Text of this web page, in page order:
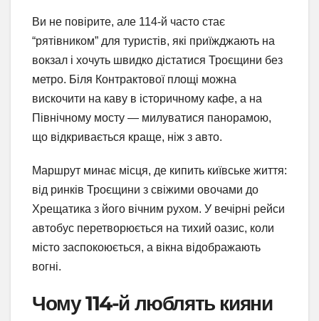
Ви не повірите, але 114-й часто стає
“рятівником” для туристів, які приїжджають на
вокзал і хочуть швидко дістатися Троєщини без
метро. Біля Контрактової площі можна
вискочити на каву в історичному кафе, а на
Північному мосту — милуватися панорамою,
що відкривається краще, ніж з авто.
Маршрут минає місця, де кипить київське життя:
від ринків Троєщини з свіжими овочами до
Хрещатика з його вічним рухом. У вечірні рейси
автобус перетворюється на тихий оазис, коли
місто заспокоюється, а вікна відображають
вогні.
Чому 114-й люблять кияни